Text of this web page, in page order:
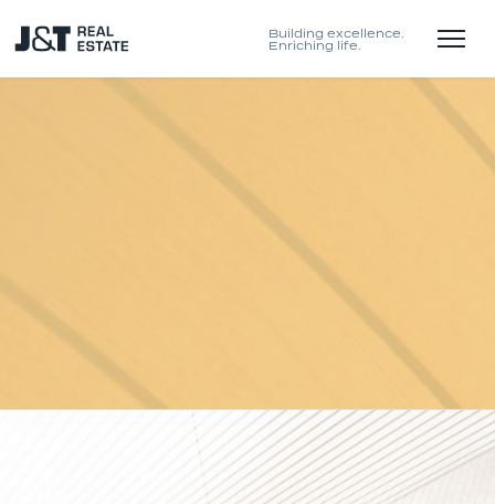
Building excellence.
Enriching life.